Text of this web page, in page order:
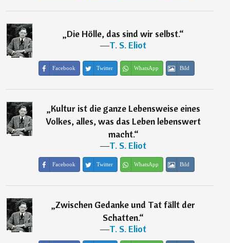
„Die Hölle, das sind wir selbst.“
―T. S. Eliot
Facebook Twitter WhatsApp Bild
„Kultur ist die ganze Lebensweise eines
Volkes, alles, was das Leben lebenswert
macht.“
―T. S. Eliot
Facebook Twitter WhatsApp Bild
„Zwischen Gedanke und Tat fällt der
Schatten.“
―T. S. Eliot